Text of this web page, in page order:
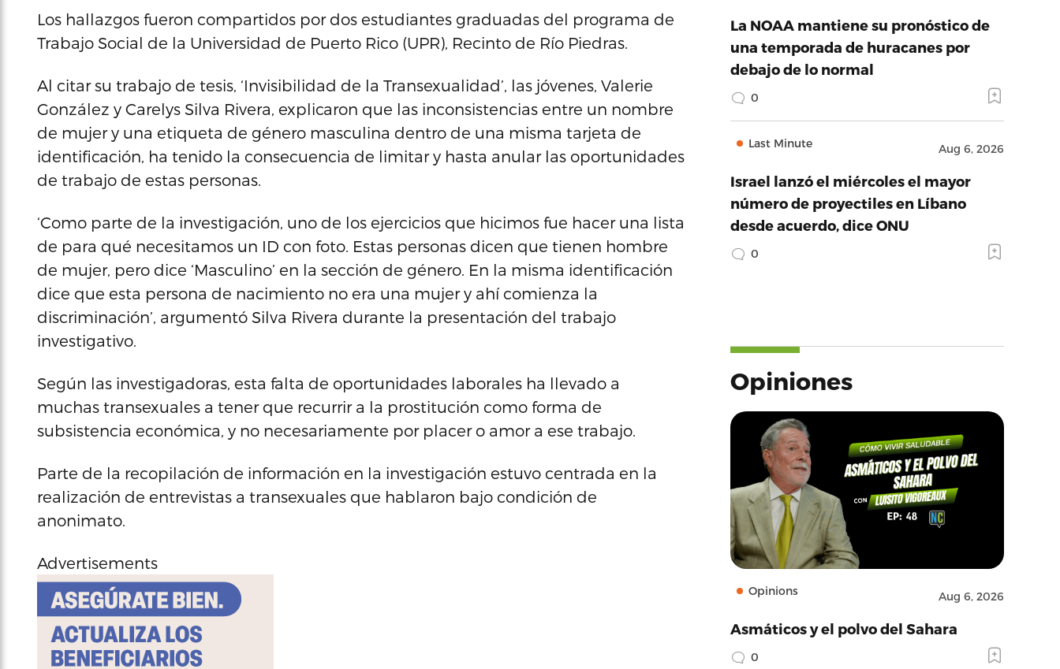
Los hallazgos fueron compartidos por dos estudiantes graduadas del programa de
Trabajo Social de la Universidad de Puerto Rico (UPR), Recinto de Río Piedras.
Al citar su trabajo de tesis, ‘Invisibilidad de la Transexualidad’, las jóvenes, Valerie
González y Carelys Silva Rivera, explicaron que las inconsistencias entre un nombre
de mujer y una etiqueta de género masculina dentro de una misma tarjeta de
identificación, ha tenido la consecuencia de limitar y hasta anular las oportunidades
de trabajo de estas personas.
‘Como parte de la investigación, uno de los ejercicios que hicimos fue hacer una lista
de para qué necesitamos un ID con foto. Estas personas dicen que tienen hombre
de mujer, pero dice ‘Masculino’ en la sección de género. En la misma identificación
dice que esta persona de nacimiento no era una mujer y ahí comienza la
discriminación’, argumentó Silva Rivera durante la presentación del trabajo
investigativo.
Según las investigadoras, esta falta de oportunidades laborales ha llevado a
muchas transexuales a tener que recurrir a la prostitución como forma de
subsistencia económica, y no necesariamente por placer o amor a ese trabajo.
Parte de la recopilación de información en la investigación estuvo centrada en la
realización de entrevistas a transexuales que hablaron bajo condición de
anonimato.
Advertisements
La NOAA mantiene su pronóstico de
una temporada de huracanes por
debajo de lo normal
0
Last Minute Aug 6, 2026
Israel lanzó el miércoles el mayor
número de proyectiles en Líbano
desde acuerdo, dice ONU
0
Opiniones
Opinions Aug 6, 2026
Asmáticos y el polvo del Sahara
0